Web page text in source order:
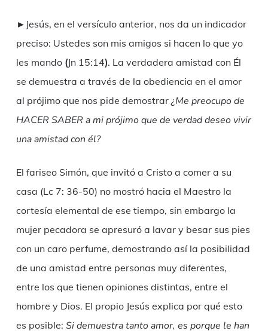
►Jesús, en el versículo anterior, nos da un indicador
preciso: Ustedes son mis amigos si hacen lo que yo
les mando (Jn 15:14). La verdadera amistad con Él
se demuestra a través de la obediencia en el amor
al prójimo que nos pide demostrar¿Me preocupo de
HACER SABERa mi prójimo que de verdad deseo vivir
una amistad con él?
El fariseo Simón, que invitó a Cristo a comer a su
casa (Lc 7: 36-50) no mostró hacia el Maestro la
cortesía elemental de ese tiempo, sin embargo la
mujer pecadora se apresuró a lavar y besar sus pies
con un caro perfume, demostrando así la posibilidad
de una amistad entre personas muy diferentes,
entre los que tienen opiniones distintas, entre el
hombre y Dios. El propio Jesús explica por qué esto
es posible: Si demuestra tanto amor, es porque le han